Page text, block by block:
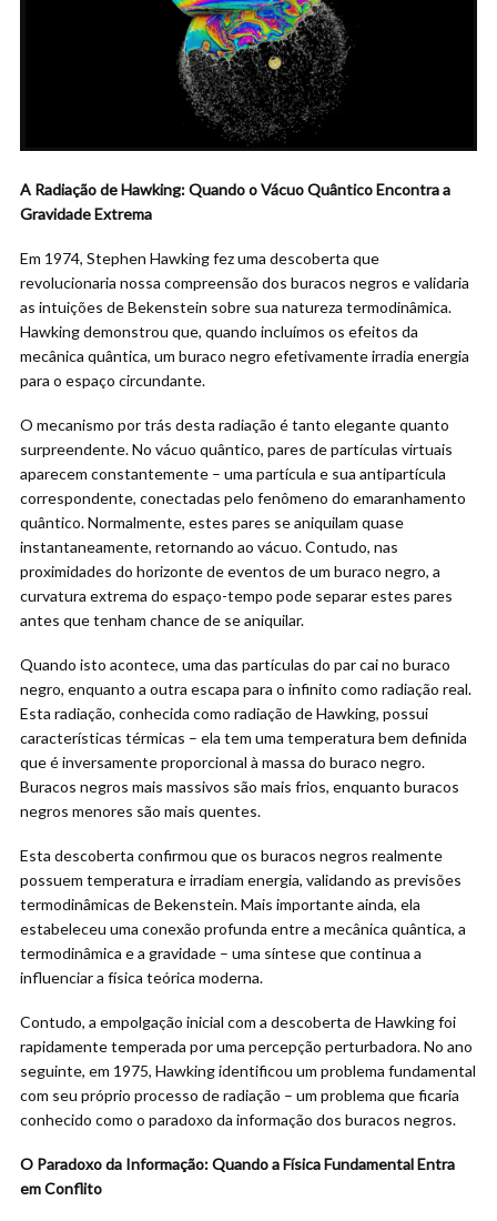
A Radiação de Hawking: Quando o Vácuo Quântico Encontra a
Gravidade Extrema
Em 1974, Stephen Hawking fez uma descoberta que
revolucionaria nossa compreensão dos buracos negros e validaria
as intuições de Bekenstein sobre sua natureza termodinâmica.
Hawking demonstrou que, quando incluímos os efeitos da
mecânica quântica, um buraco negro efetivamente irradia energia
para o espaço circundante.
O mecanismo por trás desta radiação é tanto elegante quanto
surpreendente. No vácuo quântico, pares de partículas virtuais
aparecem constantemente – uma partícula e sua antipartícula
correspondente, conectadas pelo fenômeno do emaranhamento
quântico. Normalmente, estes pares se aniquilam quase
instantaneamente, retornando ao vácuo. Contudo, nas
proximidades do horizonte de eventos de um buraco negro, a
curvatura extrema do espaço-tempo pode separar estes pares
antes que tenham chance de se aniquilar.
Quando isto acontece, uma das partículas do par cai no buraco
negro, enquanto a outra escapa para o infinito como radiação real.
Esta radiação, conhecida como radiação de Hawking, possui
características térmicas – ela tem uma temperatura bem definida
que é inversamente proporcional à massa do buraco negro.
Buracos negros mais massivos são mais frios, enquanto buracos
negros menores são mais quentes.
Esta descoberta confirmou que os buracos negros realmente
possuem temperatura e irradiam energia, validando as previsões
termodinâmicas de Bekenstein. Mais importante ainda, ela
estabeleceu uma conexão profunda entre a mecânica quântica, a
termodinâmica e a gravidade – uma síntese que continua a
influenciar a física teórica moderna.
Contudo, a empolgação inicial com a descoberta de Hawking foi
rapidamente temperada por uma percepção perturbadora. No ano
seguinte, em 1975, Hawking identificou um problema fundamental
com seu próprio processo de radiação – um problema que ficaria
conhecido como o paradoxo da informação dos buracos negros.
O Paradoxo da Informação: Quando a Física Fundamental Entra
em Conflito